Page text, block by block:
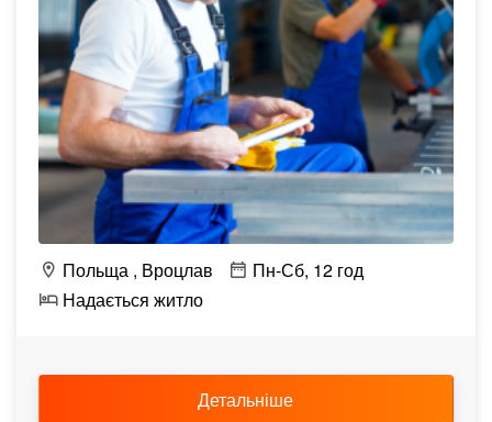
Польща Вроцлав
Пн-Сб, 12 год
Надається житло
Детальніше